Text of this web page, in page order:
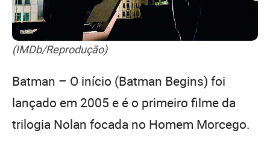
(IMDb/Reprodução)
Batman – O início (Batman Begins) foi
lançado em 2005 e é o primeiro filme da
trilogia Nolan focada no Homem Morcego.